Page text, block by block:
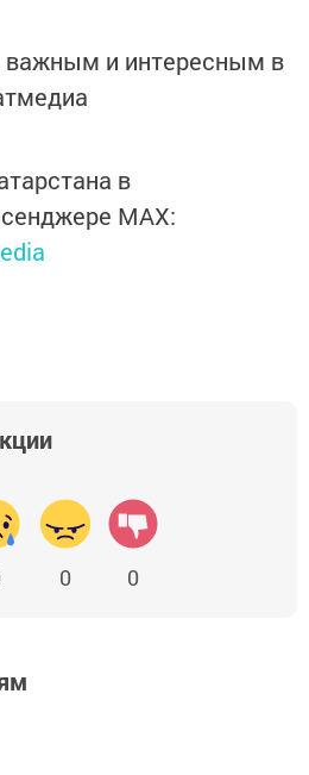
и интересным в
в
MАХ:
0 0